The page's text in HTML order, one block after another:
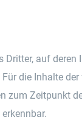
Dritter, auf
die Inhalte
zum Zeitpunkt